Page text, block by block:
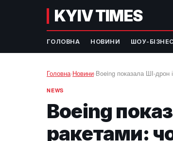
KYIV TIMES
ГОЛОВНА НОВИНИ ШОУ-БІЗНЕС
Головна›Новини›Boeing показала ШІ-
NEWS
Boeing
ракетами: